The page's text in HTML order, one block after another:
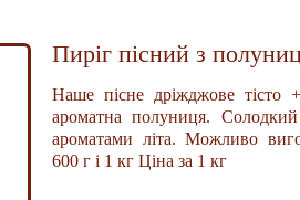
Пиріг пісний з
Наше пісне дріжджове тісто
ароматна полуниця.
ароматами літа. Можливо
600 г і 1 кг Ціна за 1 кг